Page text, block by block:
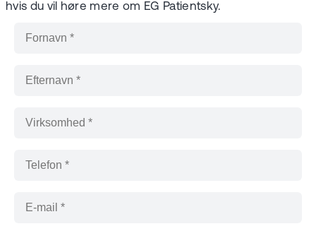
hvis du vil høre mere om EG Patientsky.